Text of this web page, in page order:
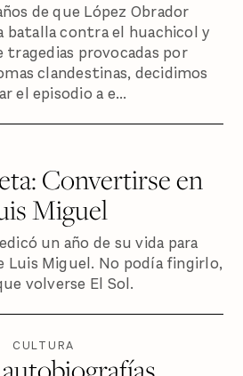
de que López Obrador
batalla contra el huachicol y
tragedias provocadas por
clandestinas, decidimos
el episodio a e...
Convertirse en
Miguel
un año de su vida para
Luis Miguel. No podía fingirlo,
volverse El Sol.
CULTURA